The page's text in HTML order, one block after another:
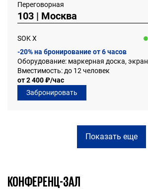
Переговорная
103 | Москва
SOK Х
-20% на бронирование от 6 часов
Оборудование: маркерная доска, экран
Вместимость: до 12 человек
от 2 400 ₽/час
Забронировать
Показать еще
КОНФЕРЕНЦ-ЗАЛ